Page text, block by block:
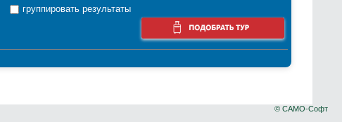
Искать
группировать результаты
© САМО-Софт